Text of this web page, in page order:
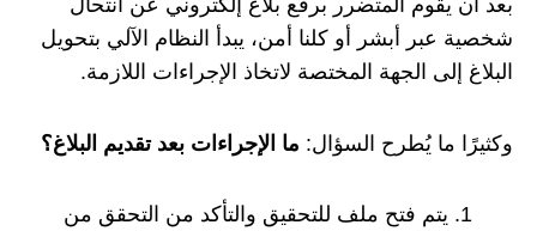
بعد أن يقوم المتضرر برفع بلاغ إلكتروني عن انتحال
شخصية عبر أبشر أو كلنا أمن، يبدأ النظام الآلي بتحويل
البلاغ إلى الجهة المختصة لاتخاذ الإجراءات اللازمة.
وكثيرًا ما يُطرح السؤال: ما الإجراءات بعد تقديم البلاغ؟
يتم فتح ملف للتحقيق والتأكد من التحقق من